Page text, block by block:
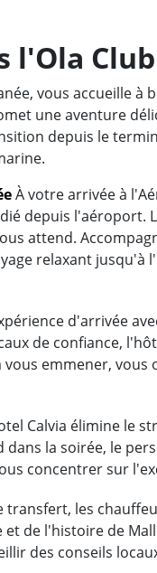
vous accueille à
une aventure
depuis le
À votre arrivée à
depuis
attend.
relaxant
d'arrivée
de confiance,
emmener,
Calvia élimine le
la soirée, le
concentrer sur
transfert, les
de l'histoire de
des conseils